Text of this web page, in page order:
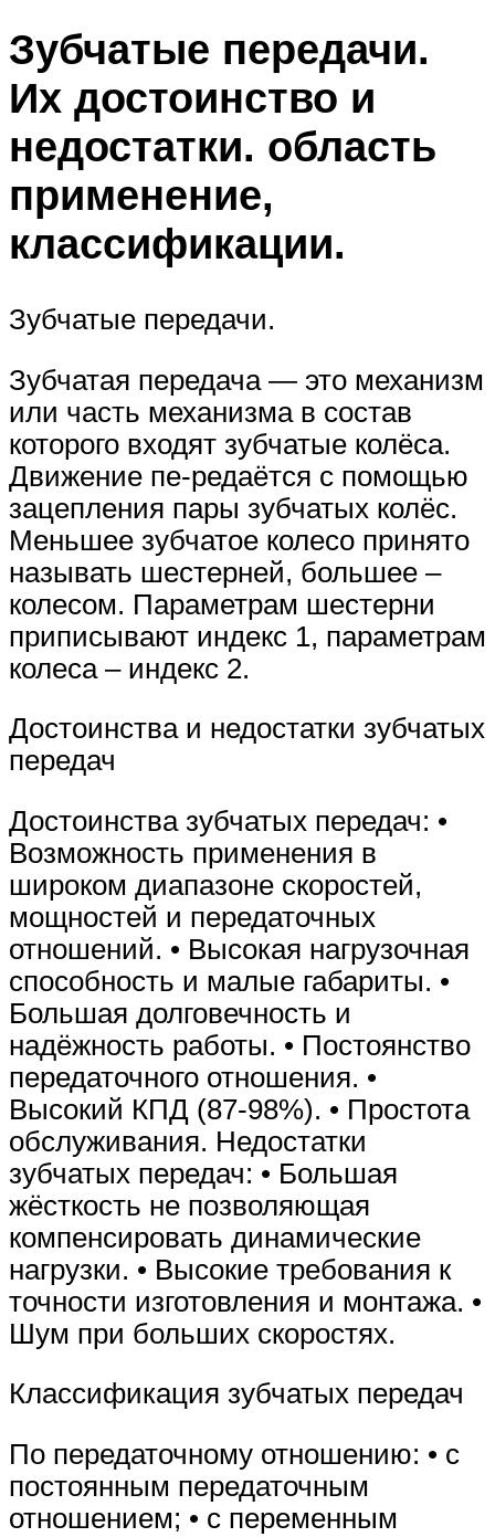
Зубчатые передачи.
Их достоинство и
недостатки. область
применение,
классификации.
Зубчатые передачи.
Зубчатая передача — это механизм
или часть механизма в состав
которого входят зубчатые колёса.
Движение пе-редаётся с помощью
зацепления пары зубчатых колёс.
Меньшее зубчатое колесо принято
называть шестерней, большее –
колесом. Параметрам шестерни
приписывают индекс 1, параметрам
колеса – индекс 2.
Достоинства и недостатки зубчатых
передач
Достоинства зубчатых передач: •
Возможность применения в
широком диапазоне скоростей,
мощностей и передаточных
отношений. • Высокая нагрузочная
способность и малые габариты. •
Большая долговечность и
надёжность работы. • Постоянство
передаточного отношения. •
Высокий КПД (87-98%). • Простота
обслуживания. Недостатки
зубчатых передач: • Большая
жёсткость не позволяющая
компенсировать динамические
нагрузки. • Высокие требования к
точности изготовления и монтажа. •
Шум при больших скоростях.
Классификация зубчатых передач
По передаточному отношению: • с
постоянным передаточным
отношением; • с переменным